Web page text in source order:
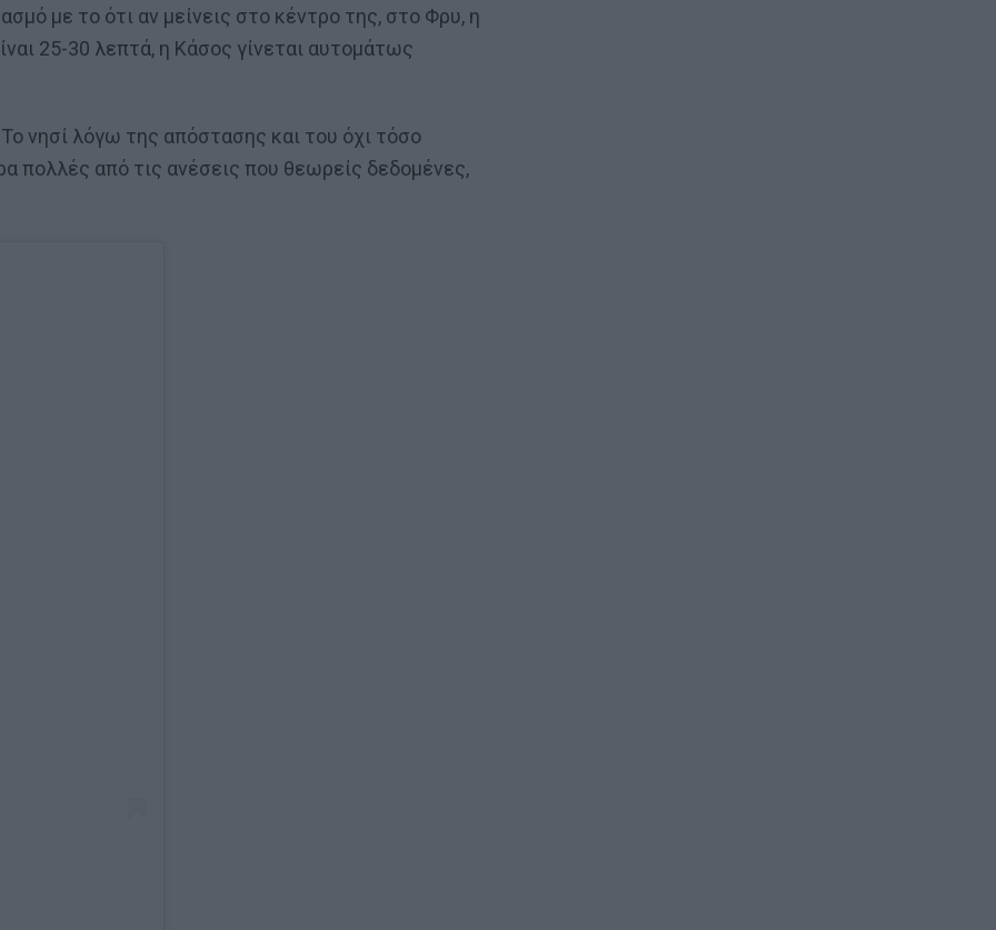
με το ότι αν μείνεις στο κέντρο της, στο Φρυ, η
25-30 λεπτά, η Κάσος γίνεται αυτομάτως
νησί λόγω της απόστασης και του όχι τόσο
πολλές από τις ανέσεις που θεωρείς δεδομένες,